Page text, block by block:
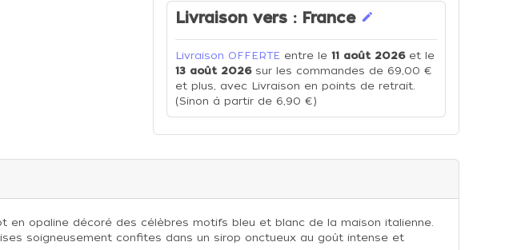
Livraison vers : France edit
Livraison OFFERTE entre le 11 août 2026et le
13 août 2026sur les commandes de 69,00 €
et plus, avec Livraison en points de retrait.
(Sinon à partir de 6,90 €)
opaline décoré des célèbres motifs bleu et blanc de la maison italienne.
soigneusement confites dans un sirop onctueux au goût intense et